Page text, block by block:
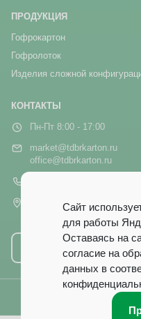
ПРОДУКЦИЯ
Гофрокартон
Гофролоток
Изделия сложной
КОНТАКТЫ
Пн-Пт 8:00 - 17:00
market@tdbrkarton.ru
office@tdbrkarton.ru
г. Брянск, рп Белые
ул. Белобережская, 1А
© 2014–2026 ООО ТД
Сайт
для работы
Оставаясь на
согласие на
данных в